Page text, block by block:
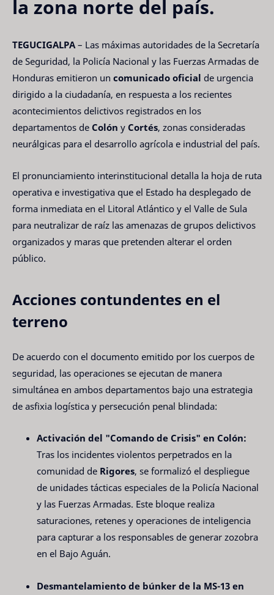
la zona norte del país.
TEGUCIGALPA – Las máximas autoridades de la Secretaría
de Seguridad, la Policía Nacional y las Fuerzas Armadas de
Honduras emitieron un comunicado oficial de urgencia
dirigido a la ciudadanía, en respuesta a los recientes
acontecimientos delictivos registrados en los
departamentos de Colón y Cortés, zonas consideradas
neurálgicas para el desarrollo agrícola e industrial del país.
El pronunciamiento interinstitucional detalla la hoja de ruta
operativa e investigativa que el Estado ha desplegado de
forma inmediata en el Litoral Atlántico y el Valle de Sula
para neutralizar de raíz las amenazas de grupos delictivos
organizados y maras que pretenden alterar el orden
público.
Acciones contundentes en el
terreno
De acuerdo con el documento emitido por los cuerpos de
seguridad, las operaciones se ejecutan de manera
simultánea en ambos departamentos bajo una estrategia
de asfixia logística y persecución penal blindada:
Activación del "Comando de Crisis" en Colón:
Tras los incidentes violentos perpetrados en la
comunidad de Rigores, se formalizó el despliegue
de unidades tácticas especiales de la Policía Nacional
y las Fuerzas Armadas. Este bloque realiza
saturaciones, retenes y operaciones de inteligencia
para capturar a los responsables de generar zozobra
en el Bajo Aguán.
Desmantelamiento de búnker de la MS-13 en